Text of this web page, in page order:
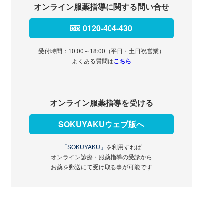
オンライン服薬指導に関する問い合せ
0120-404-430
受付時間：10:00～18:00（平日・土日祝営業）
よくある質問はこちら
オンライン服薬指導を受ける
SOKUYAKUウェブ版へ
「SOKUYAKU」 を利用すれば
オンライン診療・服薬指導の受診から
お薬を郵送にて受け取る事が可能です